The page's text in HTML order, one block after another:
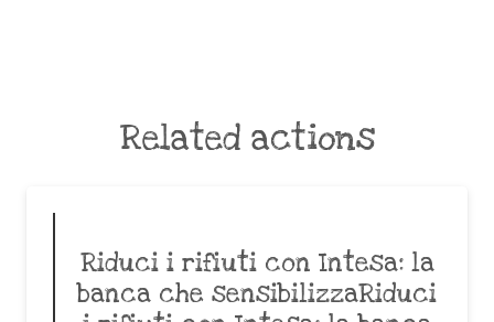
Related actions
Riduci i rifiuti con Intesa: la
banca che sensibilizzaRiduci